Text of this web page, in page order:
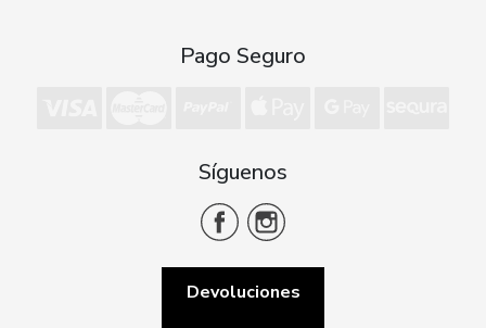
Pago Seguro
Síguenos
Devoluciones